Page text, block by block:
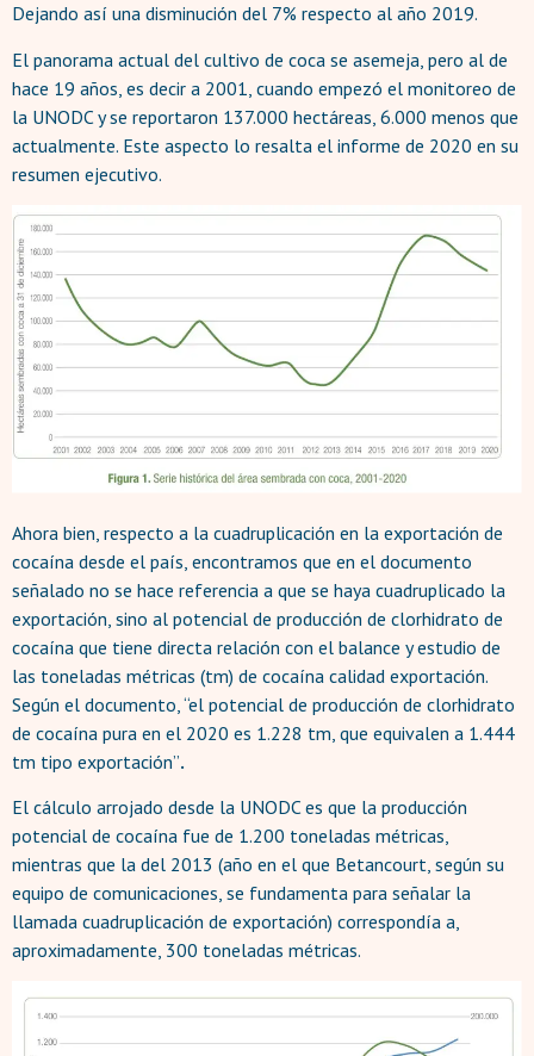
Dejando así una disminución del 7% respecto al año 2019.
El panorama actual del cultivo de coca se asemeja, pero al de
hace 19 años, es decir a 2001, cuando empezó el monitoreo de
la UNODC y se reportaron 137.000 hectáreas, 6.000 menos que
actualmente. Este aspecto lo resalta el informe de 2020 en su
resumen ejecutivo.
Ahora bien, respecto a la cuadruplicación en la exportación de
cocaína desde el país, encontramos que en el documento
señalado no se hace referencia a que se haya cuadruplicado la
exportación, sino al potencial de producción de clorhidrato de
cocaína que tiene directa relación con el balance y estudio de
las toneladas métricas (tm) de cocaína calidad exportación.
Según el documento, “el potencial de producción de clorhidrato
de cocaína pura en el 2020 es 1.228 tm, que equivalen a 1.444
tm tipo exportación”.
El cálculo arrojado desde la UNODC es que la producción
potencial de cocaína fue de 1.200 toneladas métricas,
mientras que la del 2013 (año en el que Betancourt, según su
equipo de comunicaciones, se fundamenta para señalar la
llamada cuadruplicación de exportación) correspondía a,
aproximadamente, 300 toneladas métricas.